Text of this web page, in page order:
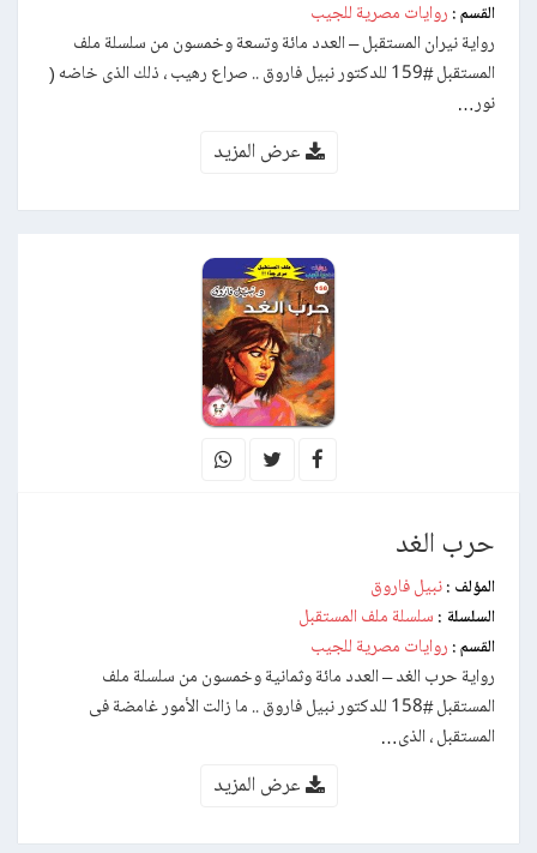
القسم : روايات مصرية للجيب
رواية نيران المستقبل – العدد مائة وتسعة وخمسون من سلسلة ملف
المستقبل #159 للدكتور نبيل فاروق .. صراع رهيب ، ذلك الذى خاضه (
نور…
عرض المزيد
حرب الغد
المؤلف : نبيل فاروق
السلسلة : سلسلة ملف المستقبل
القسم : روايات مصرية للجيب
رواية حرب الغد – العدد مائة وثمانية وخمسون من سلسلة ملف
المستقبل #158 للدكتور نبيل فاروق .. ما زالت الأمور غامضة فى
المستقبل ، الذى…
عرض المزيد